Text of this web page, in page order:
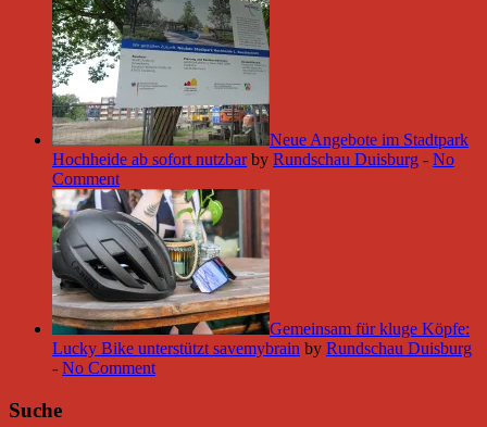
Neue Angebote im Stadtpark
Hochheide ab sofort nutzbar by Rundschau Duisburg - No
Comment
Gemeinsam für kluge Köpfe:
Lucky Bike unterstützt savemybrain by Rundschau Duisburg
- No Comment
Suche